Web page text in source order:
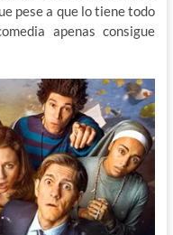
pese a que lo tiene todo
apenas consigue